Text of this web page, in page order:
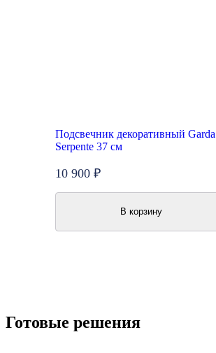
Подсвечник декоративный
Serpente 37 см
10 900 ₽
В корзину
Готовые решения